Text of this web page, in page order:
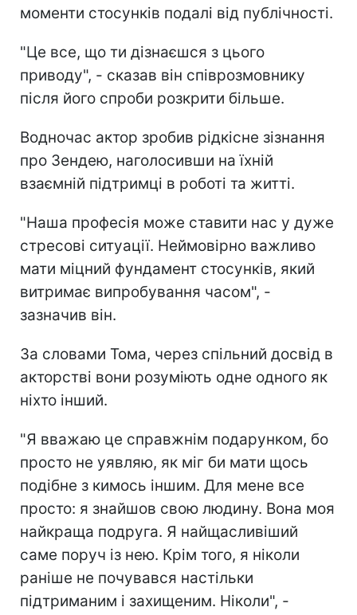
моменти стосунків подалі від публічності.
"Це все, що ти дізнаєшся з цього
приводу", - сказав він співрозмовнику
після його спроби розкрити більше.
Водночас актор зробив рідкісне зізнання
про Зендею, наголосивши на їхній
взаємній підтримці в роботі та житті.
"Наша професія може ставити нас у дуже
стресові ситуації. Неймовірно важливо
мати міцний фундамент стосунків, який
витримає випробування часом", -
зазначив він.
За словами Тома, через спільний досвід в
акторстві вони розуміють одне одного як
ніхто інший.
"Я вважаю це справжнім подарунком, бо
просто не уявляю, як міг би мати щось
подібне з кимось іншим. Для мене все
просто: я знайшов свою людину. Вона моя
найкраща подруга. Я найщасливіший
саме поруч із нею. Крім того, я ніколи
раніше не почувався настільки
підтриманим і захищеним. Ніколи", -